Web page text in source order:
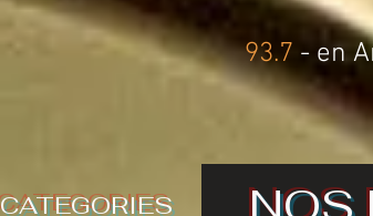
93.7 - en
CATEGORIES